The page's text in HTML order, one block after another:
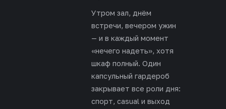
Утром зал, днём
встречи, вечером ужин
— и в каждый момент
«нечего надеть», хотя
шкаф полный. Один
капсульный гардероб
закрывает все роли дня:
спорт, casual и выход